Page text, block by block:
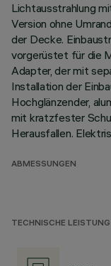
Lichtausstrahlung
Version ohne
der Decke.
vorgerüstet für die
Adapter, der mit
Installation der
Hochglänzender,
mit kratzfester
Herausfallen.
ABMESSUNGEN
TECHNISCHE LEISTUNG